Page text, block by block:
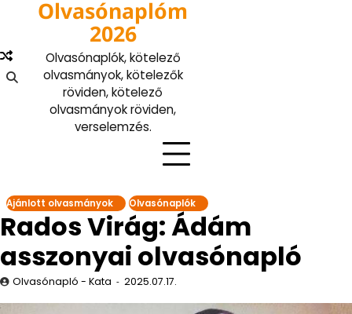
content
Olvasónaplóm
2026
Olvasónaplók, kötelező
olvasmányok, kötelezők
röviden, kötelező
olvasmányok röviden,
verselemzés.
Ajánlott olvasmányok Olvasónaplók
Rados Virág: Ádám
asszonyai olvasónapló
Olvasónapló - Kata 2025.07.17.